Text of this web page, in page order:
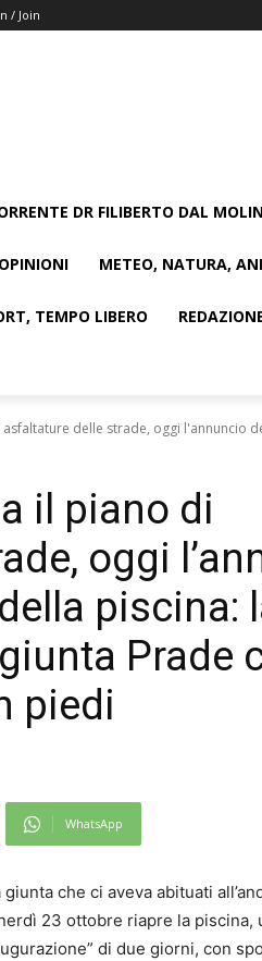
/ Join
DR FILIBERTO DAL MOLIN
METEO, NATURA,
TEMPO LIBERO
delle strade, oggi l'annuncio
il piano di
oggi
piscina:
Prade
piedi
WhatsApp
che ci aveva abituati
23 ottobre riapre la piscina,
di due giorni, con